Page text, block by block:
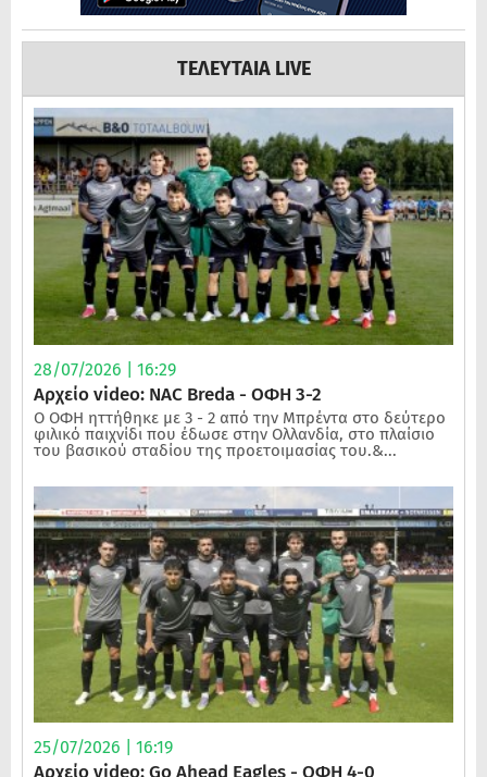
ΤΕΛΕΥΤΑΙΑ LIVE
28/07/2026 | 16:29
Αρχείο video: NAC Breda - ΟΦΗ 3-2
Ο ΟΦΗ ηττήθηκε με 3 - 2 από την Μπρέντα στο δεύτερο
φιλικό παιχνίδι που έδωσε στην Ολλανδία, στο πλαίσιο
του βασικού σταδίου της προετοιμασίας του.&...
25/07/2026 | 16:19
Αρχείο video: Go Ahead Eagles - ΟΦΗ 4-0